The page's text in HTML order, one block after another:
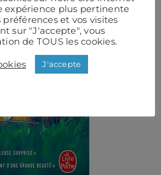
expérience plus pertinente
et vos visites
sur "J'accepte", vous
de TOUS les cookies.
J'accepte